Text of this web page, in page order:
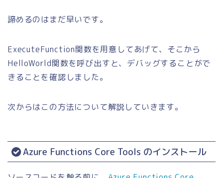
諦めるのはまだ早いです。
ExecuteFunction関数を用意してあげて、そこから
HelloWorld関数を呼び出すと、デバッグすることがで
きることを確認しました。
次からはこの方法について解説していきます。
Azure Functions Core Tools のインストール